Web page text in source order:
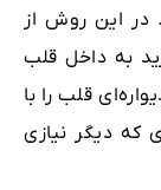
این روش از
به داخل قلب
قلب را با
که دیگر نیازی